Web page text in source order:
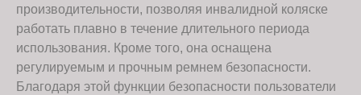
производительности, позволяя инвалидной коляске
работать плавно в течение длительного периода
использования. Кроме того, она оснащена
регулируемым и прочным ремнем безопасности.
Благодаря этой функции безопасности пользователи